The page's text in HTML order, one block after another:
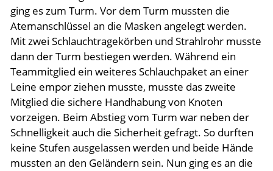
ging es zum Turm. Vor dem Turm mussten die
Atemanschlüssel an die Masken angelegt werden.
Mit zwei Schlauchtragekörben und Strahlrohr musste
dann der Turm bestiegen werden. Während ein
Teammitglied ein weiteres Schlauchpaket an einer
Leine empor ziehen musste, musste das zweite
Mitglied die sichere Handhabung von Knoten
vorzeigen. Beim Abstieg vom Turm war neben der
Schnelligkeit auch die Sicherheit gefragt. So durften
keine Stufen ausgelassen werden und beide Hände
mussten an den Geländern sein. Nun ging es an die